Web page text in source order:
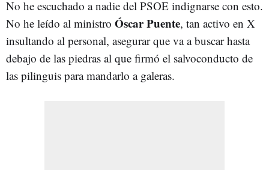
No he escuchado a nadie del PSOE indignarse con esto.
No he leído al ministro Óscar Puente, tan activo en X
insultando al personal, asegurar que va a buscar hasta
debajo de las piedras al que firmó el salvoconducto de
las pilinguis para mandarlo a galeras.